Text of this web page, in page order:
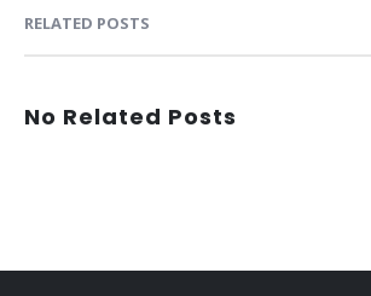
RELATED POSTS
No Related Posts